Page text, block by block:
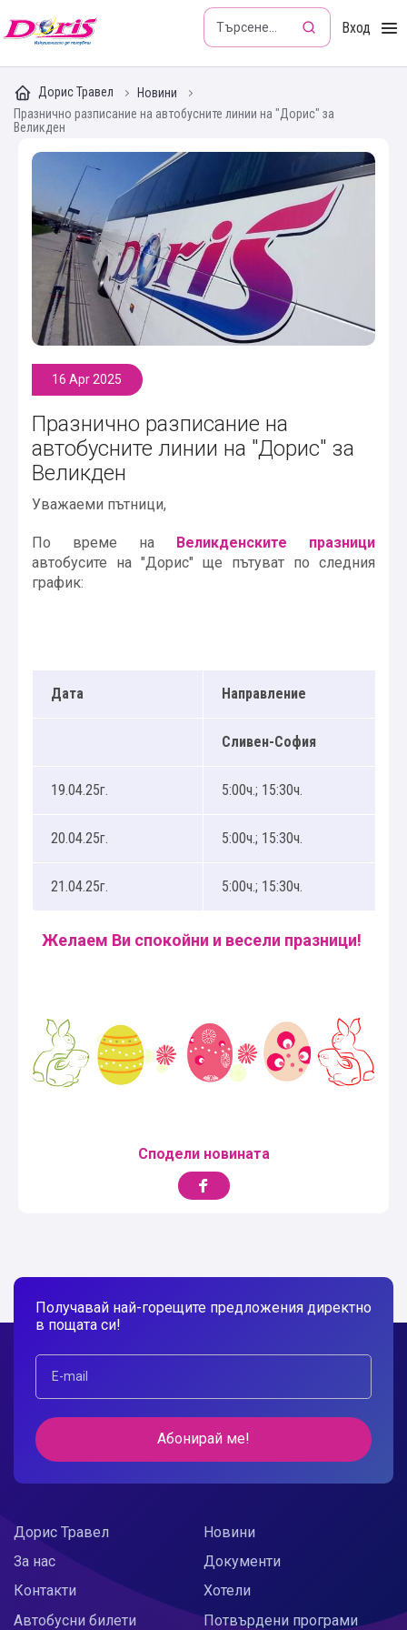
Doris - Изкушението да пътуваш Вход
Дорис Травел
Новини
Празнично разписание на автобусните линии на "Дорис" за
Великден
16 Apr 2025
Празнично разписание на
автобусните линии на "Дорис" за
Великден
Уважаеми пътници,
По време на Великденските празници
автобусите на "Дорис" ще пътуват по следния
график:
Дата Направление
Сливен-София
19.04.25г. 5:00ч.; 15:30ч.
20.04.25г. 5:00ч.; 15:30ч.
21.04.25г. 5:00ч.; 15:30ч.
Желаем Ви спокойни и весели празници!
Сподели новината
Получавай най-горещите предложения директно
в пощата си!
Абонирай ме!
Дорис Травел
За нас
Контакти
Новини
Документи
Хотели
Автобусни билети
Потвърдени програми